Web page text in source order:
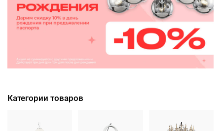
Категории товаров